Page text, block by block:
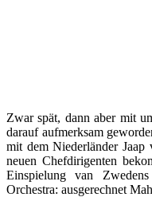
Zwar spät, dann aber mit
darauf aufmerksam
mit dem Niederländer Jaap
neuen Chefdirigenten
Einspielung van
Orchestra: ausgerechnet